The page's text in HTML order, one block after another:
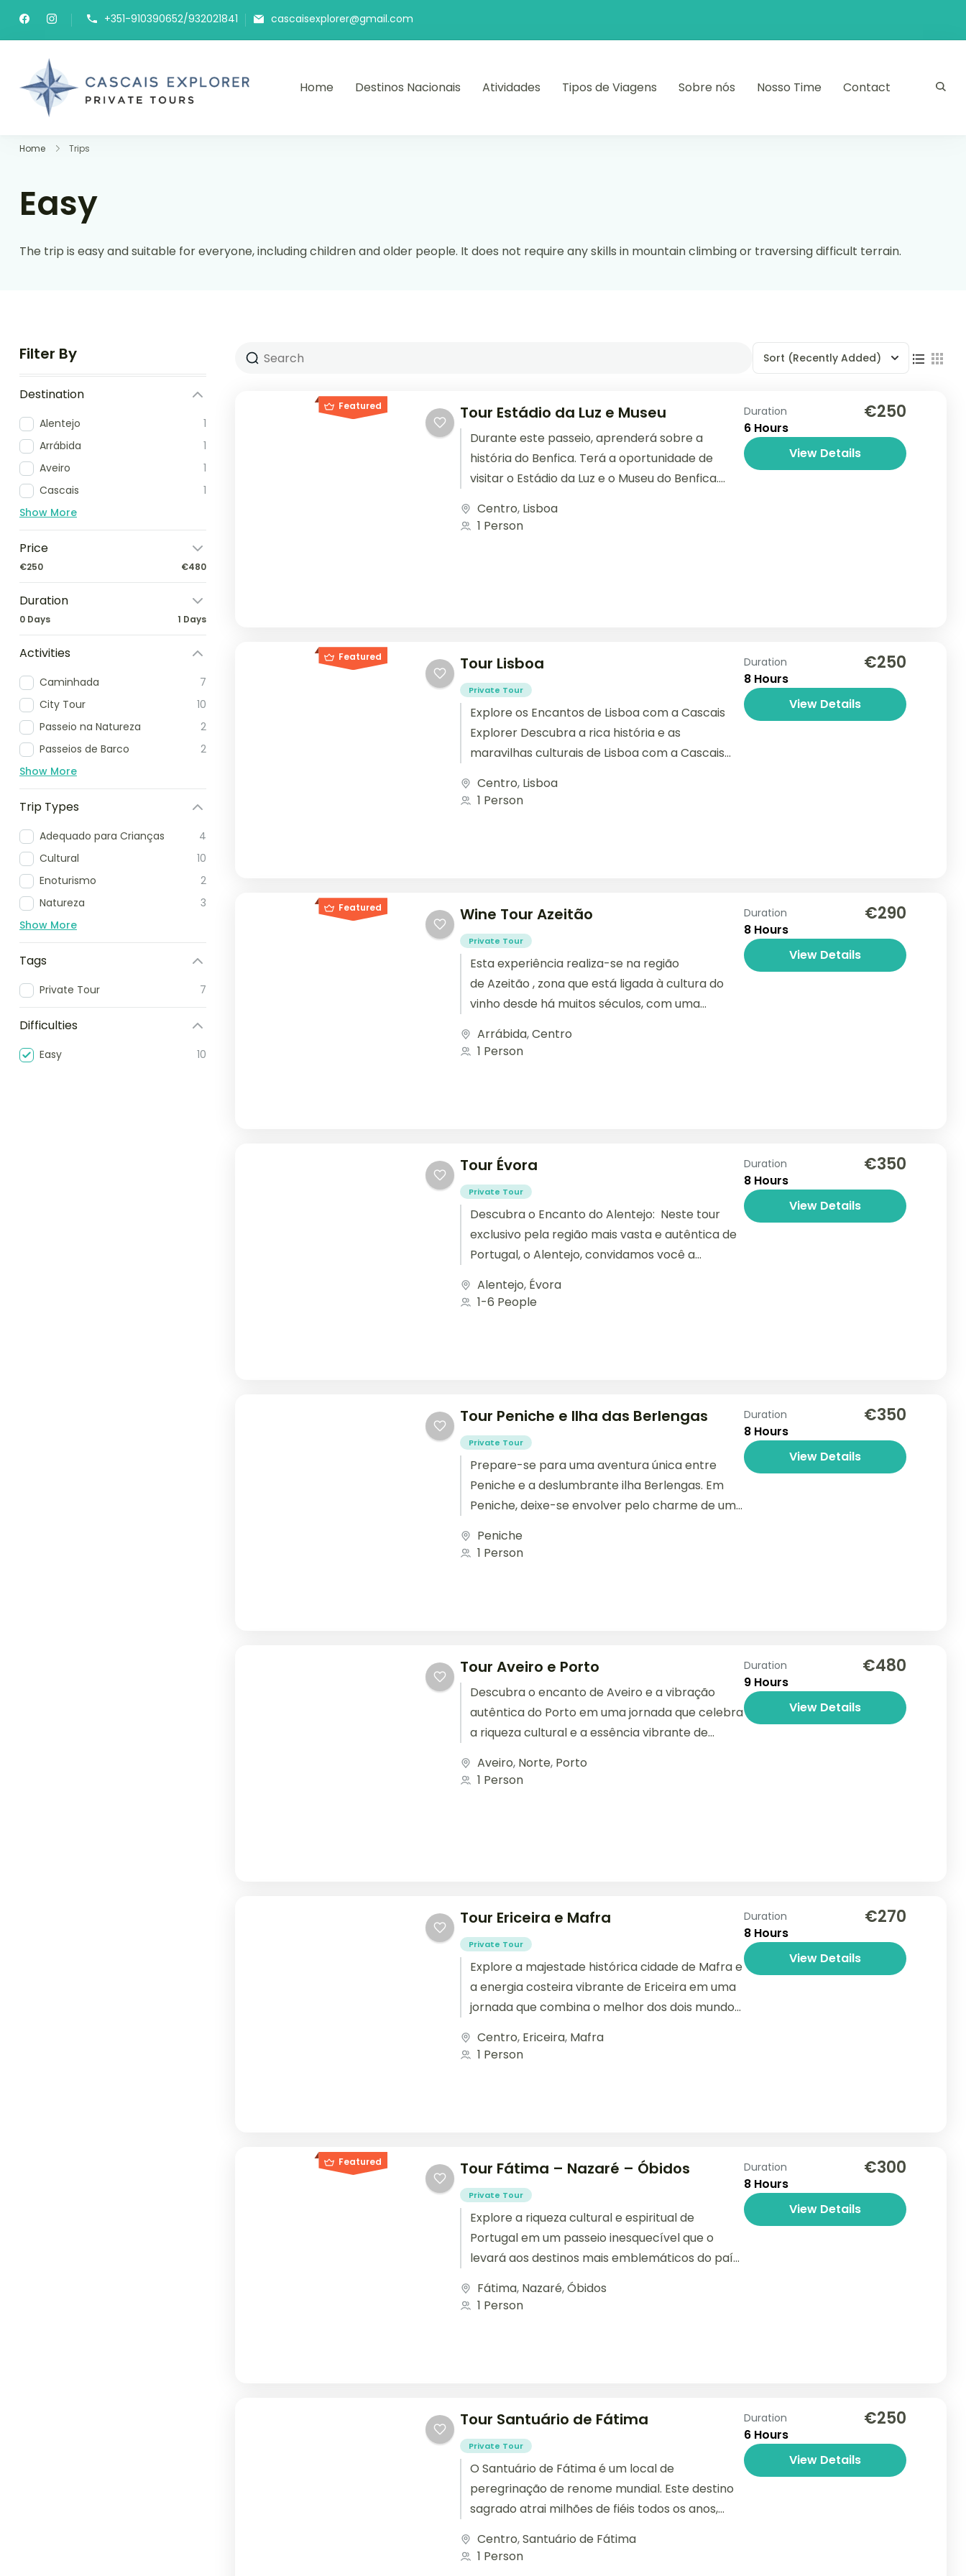
+351-910390652/932021841 cascaisexplorer@gmail.com
cascaisexplorer.com
Home Destinos Nacionais Atividades Tipos de Viagens Sobre nós Nosso Time Contact
Home Trips
Easy
The trip is easy and suitable for everyone, including children and older people. It does not require any skills in mountain climbing or traversing difficult terrain.
Filter By
Destination
Alentejo
1
Arrábida
1
Aveiro
1
Cascais
1
Show More
Price
€250 €480
Duration
0 Days 1 Days
Activities
Caminhada
7
City Tour
10
Passeio na Natureza
2
Passeios de Barco
2
Show More
Trip Types
Adequado para Crianças
4
Cultural
10
Enoturismo
2
Natureza
3
Show More
Tags
Private Tour 7
Difficulties
Easy 10
Sort (Recently Added)
Featured Tour Estádio da Luz e Museu
Durante este passeio, aprenderá sobre a
história do Benfica. Terá a oportunidade de
visitar o Estádio da Luz e o Museu do Benfica.
Centro, Lisboa
1 Person
Duration
6 Hours
€250
View Details
Featured Tour Lisboa
Private Tour
Explore os Encantos de Lisboa com a Cascais
Explorer Descubra a rica história e as
maravilhas culturais de Lisboa com a Cascais
Centro, Lisboa
1 Person
Duration
8 Hours
€250
View Details
Featured Wine Tour Azeitão
Private Tour
Esta experiência realiza-se na região
de Azeitão , zona que está ligada à cultura do
vinho desde há muitos séculos, com uma
Arrábida,Centro
1 Person
Duration
8 Hours
€290
View Details
Tour Évora
Private Tour
Descubra o Encanto do Alentejo: Neste tour
exclusivo pela região mais vasta e autêntica de
Portugal, o Alentejo, convidamos você a
mergulhar em um cenário...
Alentejo, Évora
1-6 People
Duration
8 Hours
€350
View Details
Tour Peniche e Ilha das Berlengas
Private Tour
Prepare-se para uma aventura única entre
Peniche e a deslumbrante ilha Berlengas. Em
Peniche, deixe-se envolver pelo charme de uma
Peniche
1 Person
Duration
8 Hours
€350
View Details
Tour Aveiro e Porto
Descubra o encanto de Aveiro e a vibração
autêntica do Porto em uma jornada que celebra
a riqueza cultural e a essência vibrante de
Aveiro, Norte, Porto
1 Person
Duration
9 Hours
€480
View Details
Tour Ericeira e Mafra
Private Tour
Explore a majestade histórica cidade de Mafra e
a energia costeira vibrante de Ericeira em uma
jornada que combina o melhor dos dois mundos.
Centro, Ericeira, Mafra
1 Person
Duration
8 Hours
€270
View Details
Featured Tour Fátima – Nazaré – Óbidos
Private Tour
Explore a riqueza cultural e espiritual de
Portugal em um passeio inesquecível que o
levará aos destinos mais emblemáticos do país.
Nosso tour de um...
Fátima, Nazaré,Óbidos
1 Person
Duration
8 Hours
€300
View Details
Tour Santuário de Fátima
Private Tour
O Santuário de Fátima é um local de
peregrinação de renome mundial. Este destino
sagrado atrai milhões de fiéis todos os anos,
Centro,Santuário de Fátima
1 Person
Duration
6 Hours
€250
View Details